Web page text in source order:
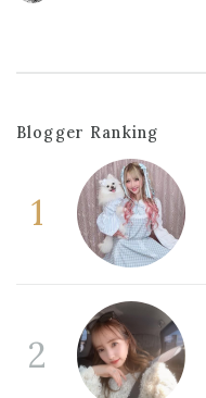
Blogger Ranking
1
2